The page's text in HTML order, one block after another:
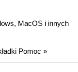
MacOS i innych
Pomoc »